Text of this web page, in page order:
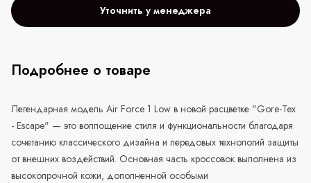
Уточнить у менеджера
Подробнее о товаре
Легендарная модель Air Force 1 Low в новой расцветке "Gore-Tex
- Escape" — это воплощение стиля и функциональности благодаря
сочетанию классического дизайна и передовых технологий защиты
от внешних воздействий. Основная часть кроссовок выполнена из
высокопрочной кожи, дополненной особыми